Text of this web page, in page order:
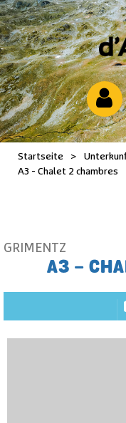
Startseite >
A3 - Chalet 2 chambres
A3 -
GRIMENTZ